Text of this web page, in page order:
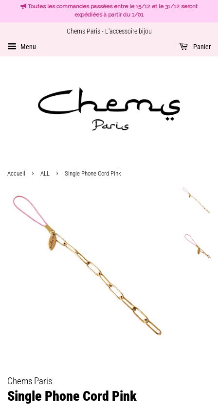
Toutes les commandes passées entre le 15/12 et le 31/12 seront
expédiées à partir du 1/01
Chems Paris - L'accessoire bijou
Menu Panier
Accueil › ALL › Single Phone Cord Pink
Chems Paris
Single Phone Cord Pink